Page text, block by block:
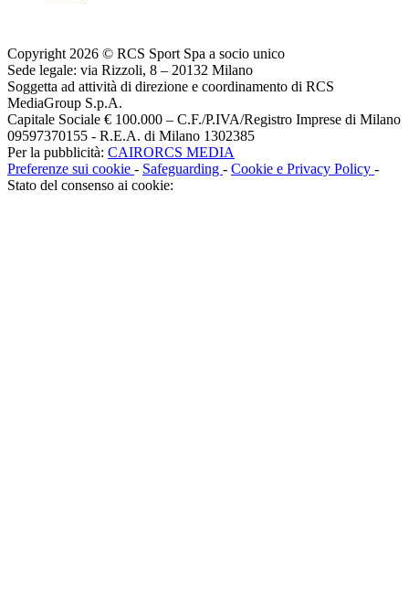
Copyright 2026 © RCS Sport Spa a socio unico
Sede legale: via Rizzoli, 8 – 20132 Milano
Soggetta ad attività di direzione e coordinamento di RCS
MediaGroup S.p.A.
Capitale Sociale € 100.000 – C.F./P.IVA/Registro Imprese di Milano
09597370155 - R.E.A. di Milano 1302385
Per la pubblicità: CAIRORCS MEDIA
Preferenze sui cookie - Safeguarding - Cookie e Privacy Policy -
Stato del consenso ai cookie: